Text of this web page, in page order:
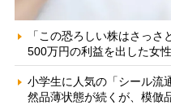
「この恐ろしい株はさっ
500万円の利益を出した女
小学生に人気の「シール
然品薄状態が続くが、模倣